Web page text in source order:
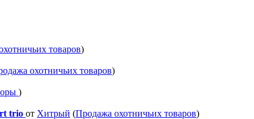
товаров)
охотничьих товаров)
)
trio от Хитрый (Продажа охотничьих товаров)